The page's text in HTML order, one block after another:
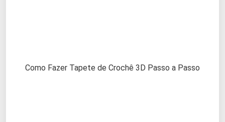
Como Fazer Tapete de Crochê 3D Passo a Passo